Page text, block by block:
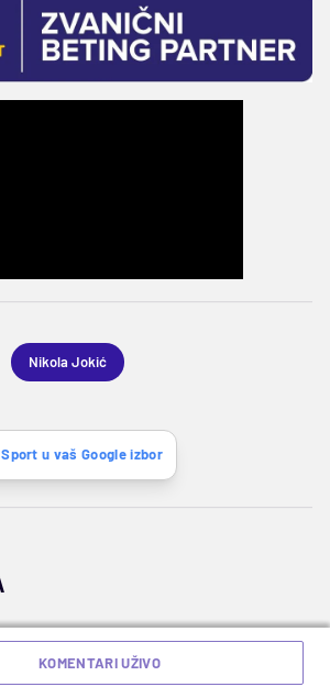
Nikola Jokić
u vaš Google izbor
KOMENTARI UŽIVO